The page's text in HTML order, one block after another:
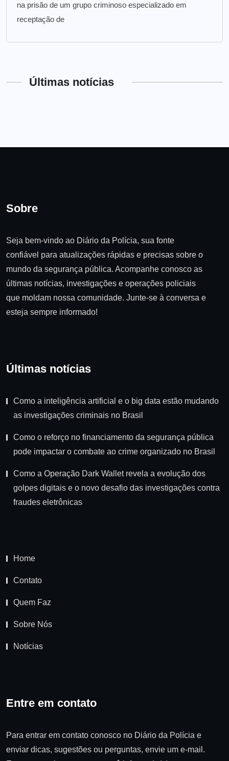
na prisão de um grupo criminoso especializado em
receptação de
Últimas notícias
Sobre
Seja bem-vindo ao Diário da Polícia, sua fonte
confiável para atualizações rápidas e precisas sobre o
mundo da segurança pública. Acompanhe conosco as
últimas notícias, investigações e operações policiais
que moldam nossa comunidade. Junte-se à conversa e
esteja sempre informado!
Últimas notícias
Como a inteligência artificial e o big data estão mudando
as investigações criminais no Brasil
Como o reforço no financiamento da segurança pública
pode impactar o combate ao crime organizado no Brasil
Como a Operação Dark Wallet revela a evolução dos
golpes digitais e o novo desafio das investigações contra
fraudes eletrônicas
Home
Contato
Quem Faz
Sobre Nós
Notícias
Entre em contato
Para entrar em contato conosco no Diário da Polícia e
enviar dicas, sugestões ou perguntas, envie um e-mail.